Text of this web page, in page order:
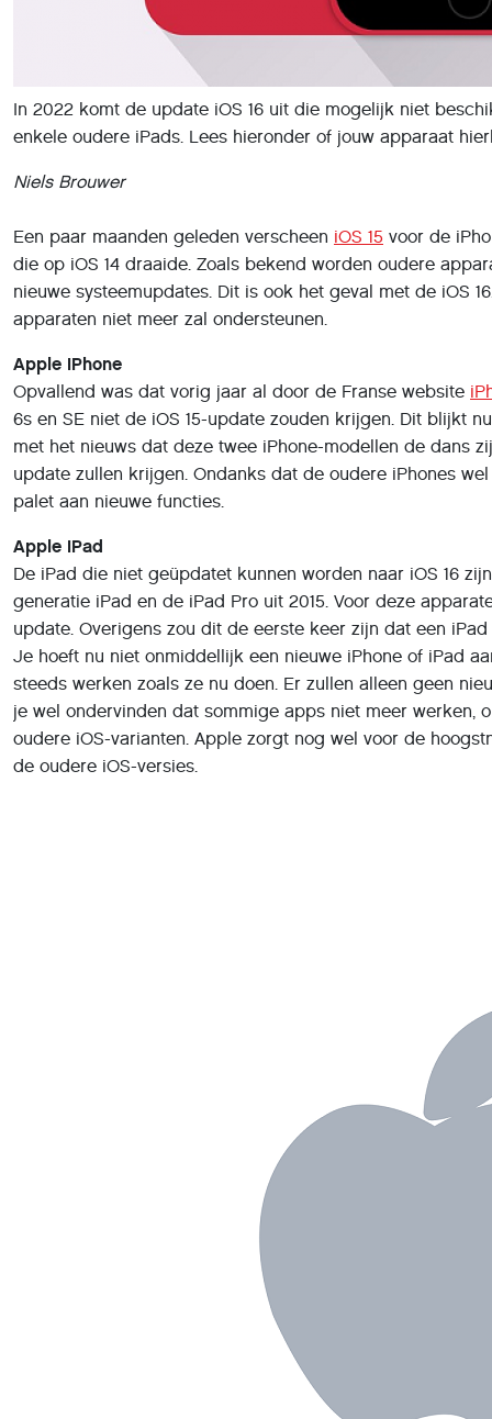
In 2022 komt de update iOS 16 uit die mogelijk niet
enkele oudere iPads. Lees hieronder of jouw apparaat
Niels Brouwer
Een paar maanden geleden verscheen iOS 15 voor de
die op iOS 14 draaide. Zoals bekend worden oudere
nieuwe systeemupdates. Dit is ook het geval met de iOS
apparaten niet meer zal ondersteunen.
Apple iPhone
Opvallend was dat vorig jaar al door de Franse website
6s en SE niet de iOS 15-update zouden krijgen. Dit blijkt
met het nieuws dat deze twee iPhone-modellen de dans
update zullen krijgen. Ondanks dat de oudere iPhones
palet aan nieuwe functies.
Apple iPad
De iPad die niet geüpdatet kunnen worden naar iOS 16
generatie iPad en de iPad Pro uit 2015. Voor deze
update. Overigens zou dit de eerste keer zijn dat een
Je hoeft nu niet onmiddellijk een nieuwe iPhone of iPad
steeds werken zoals ze nu doen. Er zullen alleen geen
je wel ondervinden dat sommige apps niet meer werken,
oudere iOS-varianten. Apple zorgt nog wel voor de
de oudere iOS-versies.